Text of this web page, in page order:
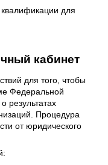
для
кабинет
для того, чтобы
Федеральной
результатах
Процедура
от юридического